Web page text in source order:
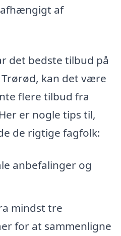
afhængigt af
det bedste tilbud på
kan det være
flere tilbud fra
er nogle tips til,
de rigtige fagfolk:
anbefalinger og
mindst tre
for at sammenligne